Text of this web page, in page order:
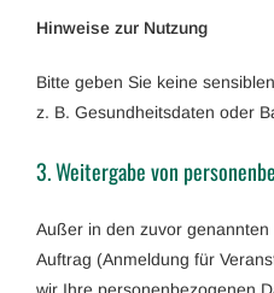
Hinweise zur Nutzung
Bitte geben Sie keine
z. B. Gesundheitsdaten oder
3. Weitergabe von
Außer in den zuvor
Auftrag (Anmeldung für